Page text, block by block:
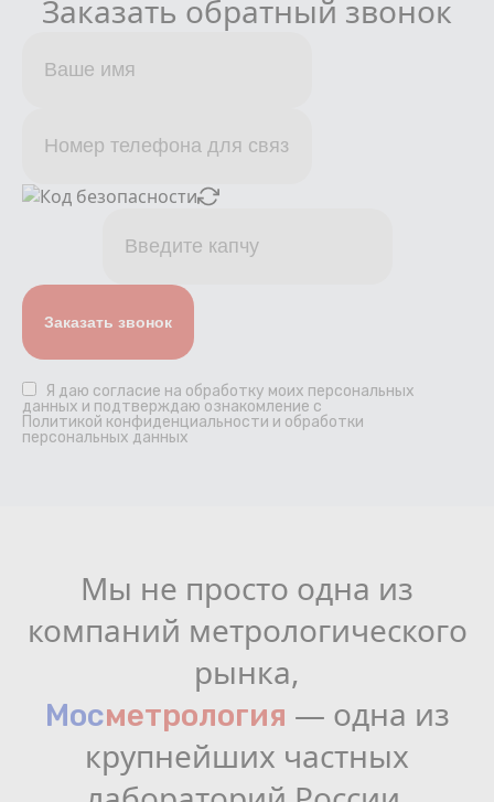
Заказать обратный звонок
Я даю согласие на обработку моих персональных
данных и подтверждаю ознакомление с
Политикой конфиденциальности и обработки
персональных данных
Мы не просто одна из
компаний метрологического
рынка,
Мосмeтрология — одна из
крупнейших частных